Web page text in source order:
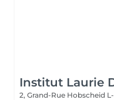
Institut Laurie
2, Grand-Rue Hobscheid